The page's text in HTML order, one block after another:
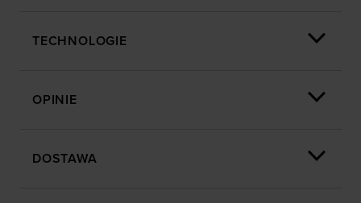
TECHNOLOGIE
OPINIE
DOSTAWA